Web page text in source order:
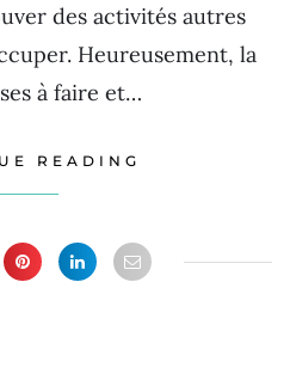
des activités autres
Heureusement, la
à faire et…
READING